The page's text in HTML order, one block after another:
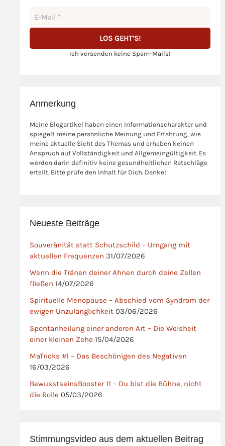
Ich versenden keine Spam-Mails!
Anmerkung
Meine Blogartikel haben einen Informationscharakter und
spiegelt meine persönliche Meinung und Erfahrung, wie
meine aktuelle Sicht des Themas und erheben keinen
Anspruch auf Vollständigkeit und Allgemeingültigkeit. Es
werden darin definitiv keine gesundheitlichen Ratschläge
erteilt. Bitte prüfe den Inhalt für Dich. Danke!
Neueste Beiträge
Souveränität statt Schutzschild – Umgang mit
aktuellen Frequenzen 31/07/2026
Wenn die Tränen deiner Ahnen durch deine Zellen
fließen 14/07/2026
Spirituelle Menopause – Abschied vom Syndrom der
ewigen Unzulänglichkeit 03/06/2026
Spontanheilung einer anderen Art – Die Weisheit
einer kleinen Zehe 15/04/2026
MaTricks #1 – Das Beschönigen des Negativen
16/03/2026
BewusstseinsBooster 11 – Du bist die Bühne, nicht
die Rolle 05/03/2026
Stimmungsvideo aus dem aktuellen Beitrag